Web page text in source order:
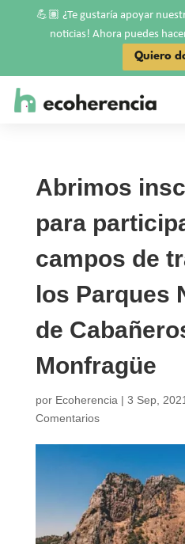
Abrimos
para
campos de
los Parques
de
Monfragüe
por Ecoherencia | 3 Sep, 2021
Comentarios
💪🏽 ¿Te gustaría apoyar
noticias! Ahora puedes
Quiero